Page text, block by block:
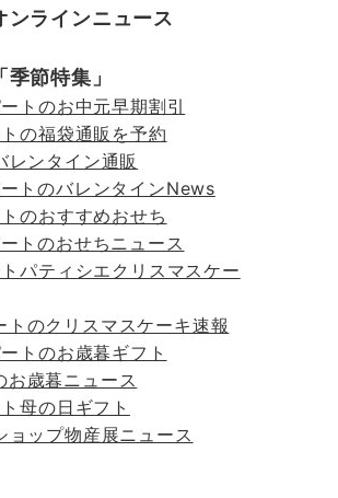
ンラインニュース
節特集」
トのお中元早期割引
の福袋通販を予約
レンタイン通販
トのバレンタインNews
のおすすめおせち
トのおせちニュース
パティシエクリスマスケー
トのクリスマスケーキ速報
トのお歳暮ギフト
お歳暮ニュース
母の日ギフト
ョップ物産展ニュース